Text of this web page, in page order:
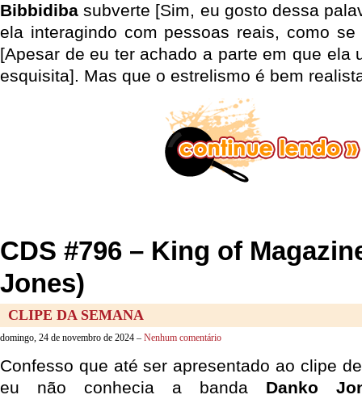
Bibbidiba subverte [Sim, eu gosto dessa
ela interagindo com pessoas reais, como
[Apesar de eu ter achado a parte em que ela
esquisita]. Mas que o estrelismo é bem
CDS #796 – King of
Jones)
CLIPE DA SEMANA
domingo, 24 de novembro de 2024 – Nenhum comentário
Confesso que até ser apresentado ao clipe
eu não conhecia a banda Danko